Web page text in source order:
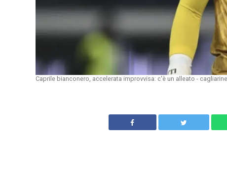
Caprile bianconero, accelerata improvvisa: c'è un alleato -